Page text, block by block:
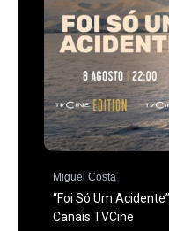
Miguel Costa
“Foi Só Um
Canais TVCine